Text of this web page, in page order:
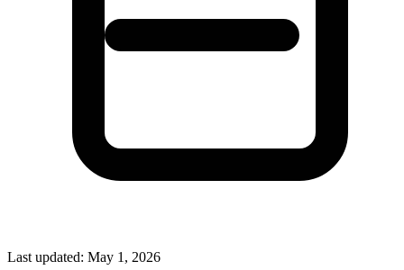
Last updated: May 1, 2026